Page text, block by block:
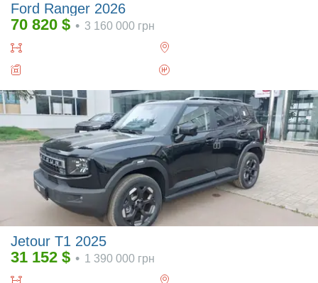
Ford Ranger 2026
70 820 $ • 3 160 000 грн
Jetour T1 2025
31 152 $ • 1 390 000 грн